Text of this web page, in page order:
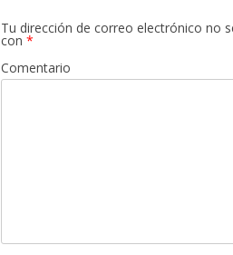
Tu dirección de correo electrónico no
con *
Comentario